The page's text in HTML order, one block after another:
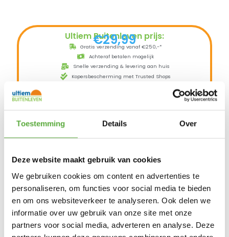
Toestemming Details Over
Deze website maakt gebruik van cookies
We gebruiken cookies om content en advertenties te
personaliseren, om functies voor social media te bieden
en om ons websiteverkeer te analyseren. Ook delen we
informatie over uw gebruik van onze site met onze
partners voor social media, adverteren en analyse. Deze
Ultiem Buitenleven prijs:
€29,99
Gratis verzending vanaf €250,-*
Achteraf betalen mogelijk
Snelle verzending & levering aan huis
Kopersbescherming met Trusted Shops
Uitverkocht
De Cotton Ball Lights Outdoor lichtslinger
originele Cotton Balls lichtsnoer.
Met de extension kit kunt u de lichtslinger tot
Afmetingen: 2,4 meter
Aantal LED lampjes: 20
Uitleg over de Starter en Extension kit:
1. Wil je de lichtslinger voor het eerst
aanschaffen? Kies dan eerst voor een
Starter kit! Deze bestaat uit een kabel van 5
meter (die in het stopcontact kan) + 2,4